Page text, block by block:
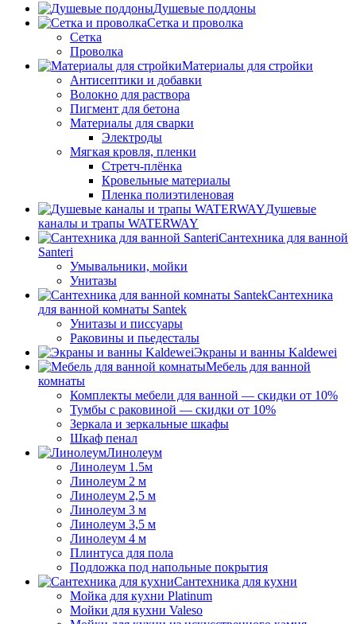
Душевые поддоны
Сетка и проволка
Сетка
Проволка
Материалы для стройки
Антисептики и добавки
Волокно для раствора
Пигмент для бетона
Материалы для сварки
Электроды
Мягкая кровля, пленки
Стретч-плёнка
Кровельные материалы
Пленка полиэтиленовая
Душевые
каналы и трапы WATERWAY
Сантехника для ванной
Santeri
Умывальники, мойки
Унитазы
Сантехника
для ванной комнаты Santek
Унитазы и писсуары
Раковины и пьедесталы
Экраны и ванны Kaldewei
Мебель для ванной
комнаты
Комплекты мебели для ванной — скидки от 10%
Тумбы с раковиной — скидки от 10%
Зеркала и зеркальные шкафы
Шкаф пенал
Линолеум
Линолеум 1.5м
Линолеум 2 м
Линолеум 2,5 м
Линолеум 3 м
Линолеум 3,5 м
Линолеум 4 м
Плинтуса для пола
Подложка под напольные покрытия
Сантехника для кухни
Мойка для кухни Platinum
Мойки для кухни Valeso